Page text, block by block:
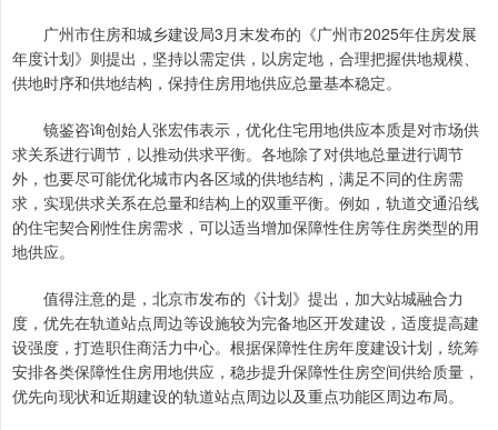
广州市住房和城乡建设局3月末发布的《广州市2025年住房发展
年度计划》则提出，坚持以需定供，以房定地，合理把握供地规模、
供地时序和供地结构，保持住房用地供应总量基本稳定。
镜鉴咨询创始人张宏伟表示，优化住宅用地供应本质是对市场供
求关系进行调节，以推动供求平衡。各地除了对供地总量进行调节
外，也要尽可能优化城市内各区域的供地结构，满足不同的住房需
求，实现供求关系在总量和结构上的双重平衡。例如，轨道交通沿线
的住宅契合刚性住房需求，可以适当增加保障性住房等住房类型的用
地供应。
值得注意的是，北京市发布的《计划》提出，加大站城融合力
度，优先在轨道站点周边等设施较为完备地区开发建设，适度提高建
设强度，打造职住商活力中心。根据保障性住房年度建设计划，统筹
安排各类保障性住房用地供应，稳步提升保障性住房空间供给质量，
优先向现状和近期建设的轨道站点周边以及重点功能区周边布局。